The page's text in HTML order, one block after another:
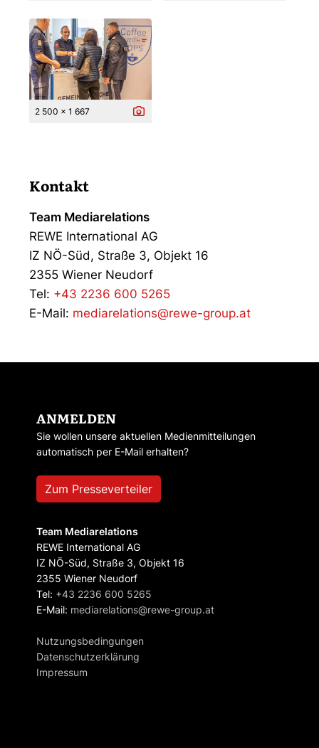
2 500 x 1 667
Kontakt
Team Mediarelations
REWE International AG
IZ NÖ-Süd, Straße 3, Objekt 16
2355 Wiener Neudorf
Tel: +43 2236 600 5265
E-Mail: mediarelations@rewe-group.at
ANMELDEN
Sie wollen unsere aktuellen Medienmitteilungen
automatisch per E-Mail erhalten?
Zum Presseverteiler
Team Mediarelations
REWE International AG
IZ NÖ-Süd, Straße 3, Objekt 16
2355 Wiener Neudorf
Tel: +43 2236 600 5265
E-Mail: mediarelations@rewe-group.at
Nutzungsbedingungen
Datenschutzerklärung
Impressum